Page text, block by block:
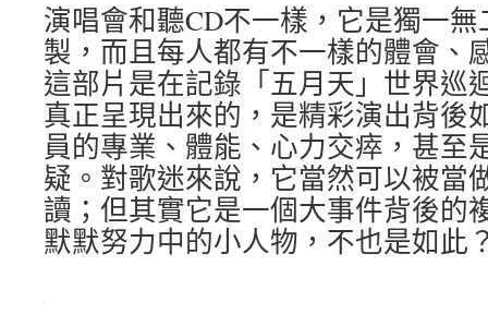
演唱會和聽CD不一樣，它是獨一
製，而且每人都有不一樣的體會、
這部片是在記錄「五月天」世界巡
真正呈現出來的，是精彩演出背後
員的專業、體能、心力交瘁，甚至
疑。對歌迷來說，它當然可以被當
讀；但其實它是一個大事件背後的
默默努力中的小人物，不也是如此